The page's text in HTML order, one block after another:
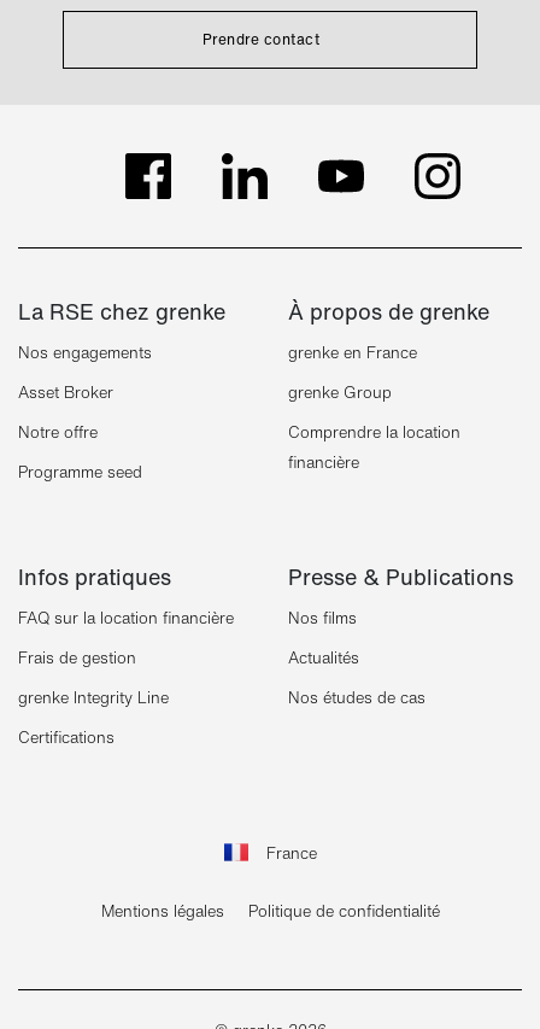
Prendre contact
La RSE chez grenke
Nos engagements
Asset Broker
Notre offre
Programme seed
À propos de grenke
grenke en France
grenke Group
Comprendre la location
financière
Infos pratiques
FAQ sur la location financière
Frais de gestion
grenke Integrity Line
Certifications
Presse & Publications
Nos films
Actualités
Nos études de cas
France
Mentions légales Politique de confidentialité